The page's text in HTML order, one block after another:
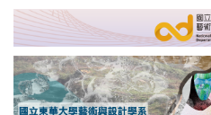
跳
到
主
要
內
容